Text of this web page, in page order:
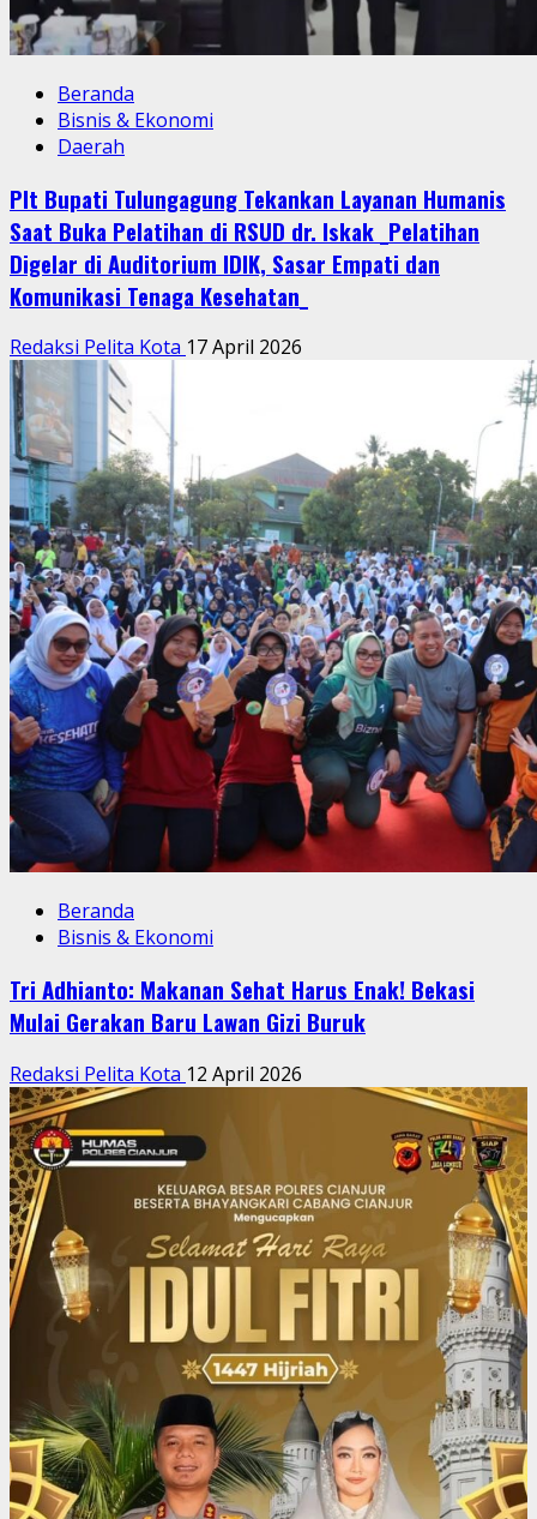
Beranda
Bisnis & Ekonomi
Daerah
Plt Bupati Tulungagung Tekankan Layanan Humanis
Saat Buka Pelatihan di RSUD dr. Iskak _Pelatihan
Digelar di Auditorium IDIK, Sasar Empati dan
Komunikasi Tenaga Kesehatan_
Redaksi Pelita Kota 17 April 2026
Beranda
Bisnis & Ekonomi
Tri Adhianto: Makanan Sehat Harus Enak! Bekasi
Mulai Gerakan Baru Lawan Gizi Buruk
Redaksi Pelita Kota 12 April 2026